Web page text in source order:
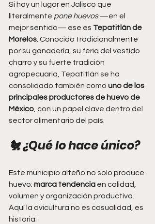
Si hay un lugar en Jalisco que
literalmente pone huevos —en el
mejor sentido— ese es Tepatitlán de
Morelos. Conocido tradicionalmente
por su ganadería, su feria del vestido
charro y su fuerte tradición
agropecuaria, Tepatitlán se ha
consolidado también como uno de los
principales productores de huevo de
México, con un papel clave dentro del
sector alimentario del país.
🐔 ¿Qué lo hace único?
Este municipio alteño no solo produce
huevo: marca tendencia en calidad,
volumen y organización productiva.
Aquí la avicultura no es casualidad, es
historia: